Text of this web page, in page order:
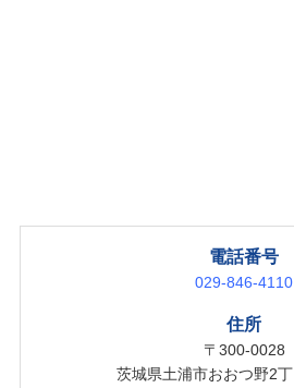
電話番号
029-846-4110
住所
〒300-0028
茨城県土浦市おおつ野2